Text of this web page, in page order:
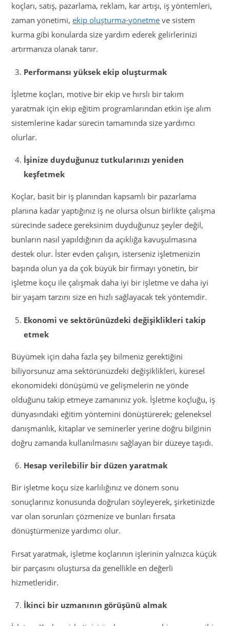
koçları, satış, pazarlama, reklam, kar artışı, iş yöntemleri,
zaman yönetimi,ekip oluşturma-yönetme ve sistem
kurma gibi konularda size yardım ederek gelirlerinizi
artırmanıza olanak tanır.
Performansı yüksek ekip oluşturmak
İşletme koçları, motive bir ekip ve hırslı bir takım
yaratmak için ekip eğitim programlarından etkin işe alım
sistemlerine kadar sürecin tamamında size yardımcı
olurlar.
İşinize duyduğunuz tutkularınızı yeniden
keşfetmek
Koçlar, basit bir iş planından kapsamlı bir pazarlama
planına kadar yaptığınız iş ne olursa olsun birlikte çalışma
sürecinde sadece gereksinim duyduğunuz şeyler değil,
bunların nasıl yapıldığının da açıklığa kavuşulmasına
destek olur. İster evden çalışın, isterseniz işletmenizin
başında olun ya da çok büyük bir firmayı yönetin, bir
işletme koçu ile çalışmak daha iyi bir işletme ve daha iyi
bir yaşam tarzını size en hızlı sağlayacak tek yöntemdir.
Ekonomi ve sektörünüzdeki değişiklikleri takip
etmek
Büyümek için daha fazla şey bilmeniz gerektiğini
biliyorsunuz ama sektörünüzdeki değişiklikleri, küresel
ekonomideki dönüşümü ve gelişmelerin ne yönde
olduğunu takip etmeye zamanınız yok. İşletme koçluğu, iş
dünyasındaki eğitim yöntemini dönüştürerek; geleneksel
danışmanlık, kitaplar ve seminerler yerine doğru bilginin
doğru zamanda kullanılmasını sağlayan bir düzeye taşıdı.
Hesap verilebilir bir düzen yaratmak
Bir işletme koçu size karlılığınız ve dönem sonu
sonuçlarınız konusunda doğruları söyleyerek, şirketinizde
var olan sorunları çözmenize ve bunları fırsata
dönüştürmenize yardımcı olur.
Fırsat yaratmak, işletme koçlarının işlerinin yalnızca küçük
bir parçasını oluştursa da genellikle en değerli
hizmetleridir.
İkinci bir uzmanının görüşünü almak